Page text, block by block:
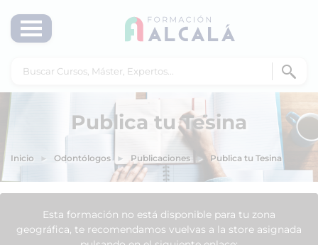
Publica tu Tesina
Inicio Odontólogos Publicaciones Publica tu Tesina
Esta formación no está disponible para tu zona
geográfica, te recomendamos vuelvas a la store asignada